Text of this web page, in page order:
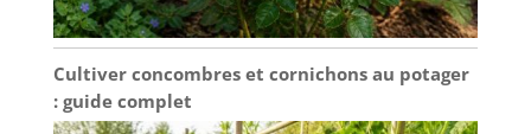
Cultiver concombres et cornichons au potager
: guide complet